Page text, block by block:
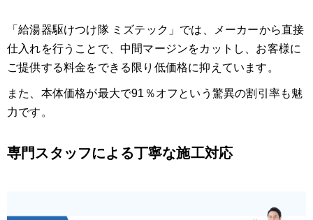
「給湯器駆けつけ隊 ミズテック」では、メーカーから直接
仕入れを行うことで、中間マージンをカットし、お客様に
ご提供する料金をできる限り低価格に抑えています。
また、本体価格が最大で91％オフという驚異の割引率も魅
力です。
専門スタッフによる丁寧な施工対応